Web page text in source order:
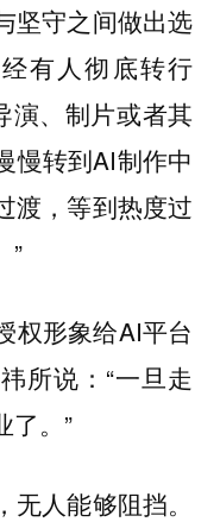
坚守之间做出选
有人彻底转行
演、制片或者其
慢转到AI制作中
渡，等到热度过
”
权形象给AI平台
所说：“一旦走
了。”
人能够阻挡。